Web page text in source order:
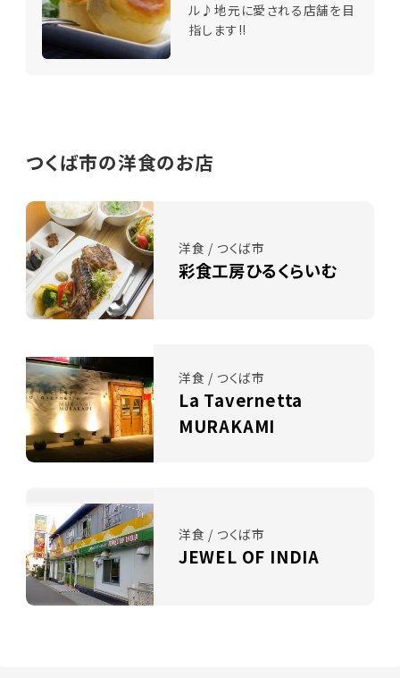
ル♪地元に愛される店舗を目
指します!!
つくば市の洋食のお店
洋食 / つくば市
彩食工房ひるくらいむ
洋食 / つくば市
La Tavernetta
MURAKAMI
洋食 / つくば市
JEWEL OF INDIA